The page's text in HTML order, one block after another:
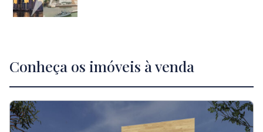
Conheça os imóveis à venda